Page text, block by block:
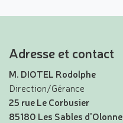
Adresse et contact
M. DIOTEL Rodolphe
Direction/Gérance
25 rue Le Corbusier
85180 Les Sables d'Olonne